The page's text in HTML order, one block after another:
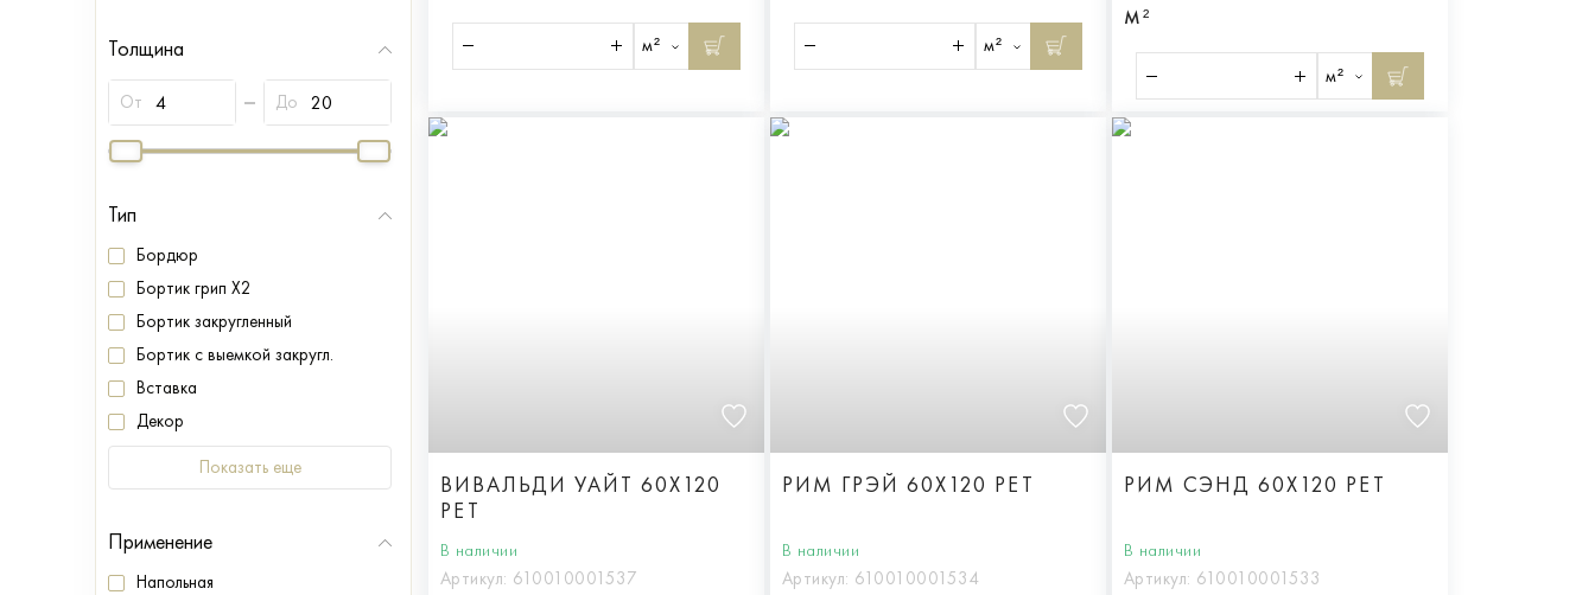
Толщина
От До
Тип
Бордюр
Бортик грип X2
Бортик закругленный
Бортик с выемкой закругл.
Вставка
Декор
Показать еще
Применение
Напольная
м² м²
М²
м²
ВИВАЛЬДИ УАЙТ 60X120
РЕТ
В наличии
Артикул: 610010001537
РИМ ГРЭЙ 60X120 РЕТ
В наличии
Артикул: 610010001534
РИМ СЭНД 60X120 РЕТ
В наличии
Артикул: 610010001533